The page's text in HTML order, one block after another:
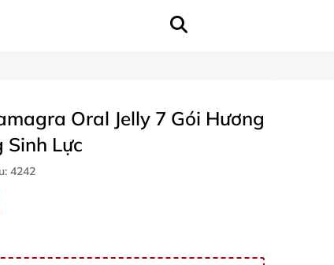
Oral Jelly 7 Gói Hương
Sinh Lực
4242